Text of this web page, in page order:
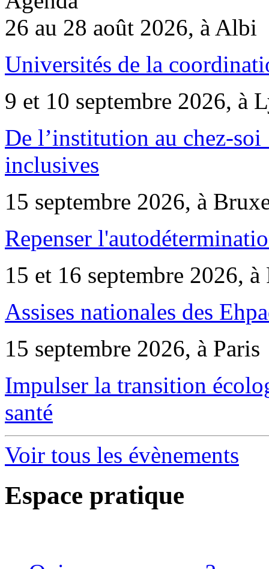
26 au 28 août 2026, à Albi
Universités de la
9 et 10 septembre 2026, à
De l’institution au chez-
inclusives
15 septembre 2026, à
Repenser
15 et 16 septembre 2026, à
Assises nationales des
15 septembre 2026, à Paris
Impulser la transition
santé
Voir tous les évènements
Espace pratique